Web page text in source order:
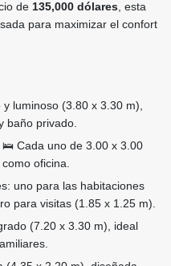
de 135,000 dólares , esta
para maximizar el confort
luminoso (3.80 x 3.30 m),
baño privado.
🛌 Cada uno de 3.00 x 3.00
oficina.
uno para las habitaciones
para visitas (1.85 x 1.25 m).
(7.20 x 3.30 m), ideal